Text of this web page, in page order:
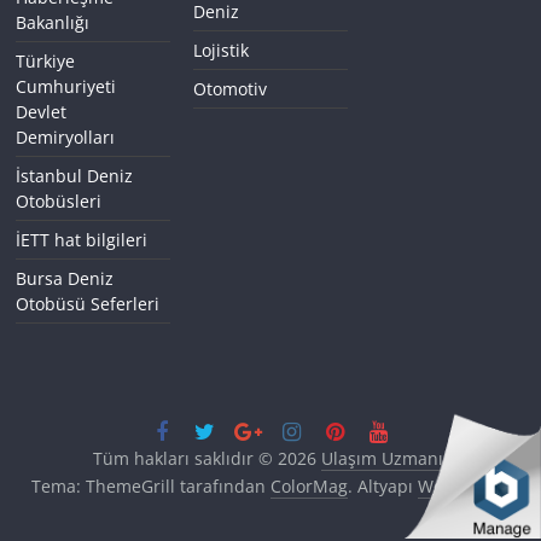
Bakanlığı
Türkiye
Cumhuriyeti
Devlet
Demiryolları
İstanbul Deniz
Otobüsleri
İETT hat bilgileri
Bursa Deniz
Otobüsü Seferleri
Deniz
Lojistik
Otomotiv
Tüm hakları saklıdır © 2026 Ulaşım Uzmanı.
Tema: ThemeGrill tarafından ColorMag. Altyapı WordPress.